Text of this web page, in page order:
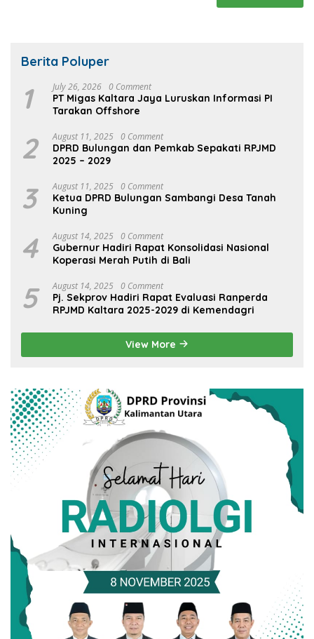
Berita Poluper
1 July 26, 2026 0 Comment
PT Migas Kaltara Jaya Luruskan Informasi PI
Tarakan Offshore
2 August 11, 2025 0 Comment
DPRD Bulungan dan Pemkab Sepakati RPJMD
2025 – 2029
3 August 11, 2025 0 Comment
Ketua DPRD Bulungan Sambangi Desa Tanah
Kuning
4 August 14, 2025 0 Comment
Gubernur Hadiri Rapat Konsolidasi Nasional
Koperasi Merah Putih di Bali
5 August 14, 2025 0 Comment
Pj. Sekprov Hadiri Rapat Evaluasi Ranperda
RPJMD Kaltara 2025-2029 di Kemendagri
View More